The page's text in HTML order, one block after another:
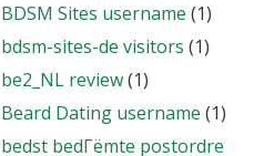
BDSM Sites username (1)
bdsm-sites-de visitors (1)
be2_NL review(1)
Beard Dating username (1)
bedst bedГёmte postordre